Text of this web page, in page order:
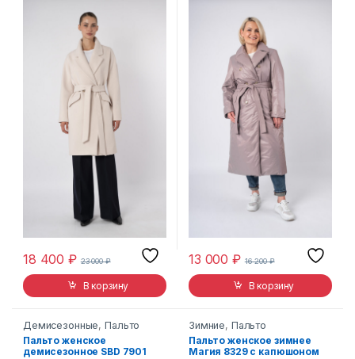
18 400₽ 23 000₽
В корзину
13 000₽ 16 200₽
В корзину
Демисезонные,Пальто
Пальто женское
демисезонное SBD 7901
Зимние, Пальто
Пальто женское зимнее
Магия 8329 с капюшоном